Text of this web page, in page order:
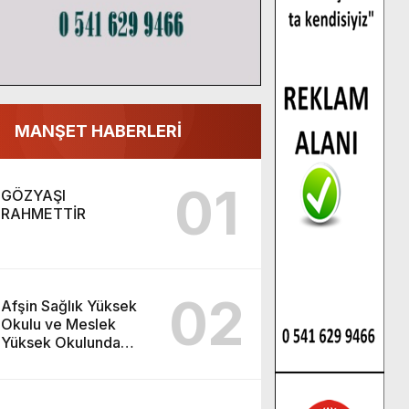
MANŞET HABERLERİ
GÖZYAŞI
RAHMETTİR
01
Afşin Sağlık Yüksek
Okulu ve Meslek
Yüksek Okulunda
02